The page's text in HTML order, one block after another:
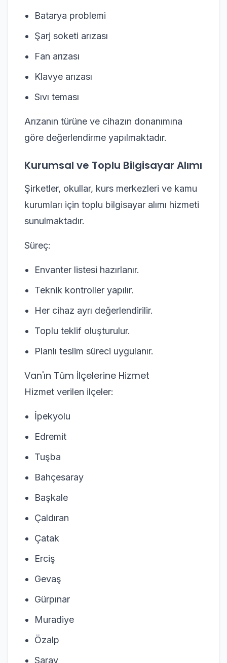
Batarya problemi
Şarj soketi arızası
Fan arızası
Klavye arızası
Sıvı teması
Arızanın türüne ve cihazın donanımına
göre değerlendirme yapılmaktadır.
Kurumsal ve Toplu Bilgisayar Alımı
Şirketler, okullar, kurs merkezleri ve kamu
kurumları için toplu bilgisayar alımı hizmeti
sunulmaktadır.
Süreç:
Envanter listesi hazırlanır.
Teknik kontroller yapılır.
Her cihaz ayrı değerlendirilir.
Toplu teklif oluşturulur.
Planlı teslim süreci uygulanır.
Van'ın Tüm İlçelerine Hizmet
Hizmet verilen ilçeler:
İpekyolu
Edremit
Tuşba
Bahçesaray
Başkale
Çaldıran
Çatak
Erciş
Gevaş
Gürpınar
Muradiye
Özalp
Saray